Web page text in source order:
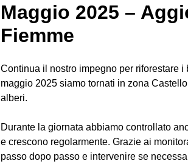
Maggio 2025 –
Fiemme
Continua il nostro impegno per riforestare
maggio 2025 siamo tornati in zona
alberi.
Durante la giornata abbiamo controllato
e crescono regolarmente. Grazie ai
passo dopo passo e intervenire se